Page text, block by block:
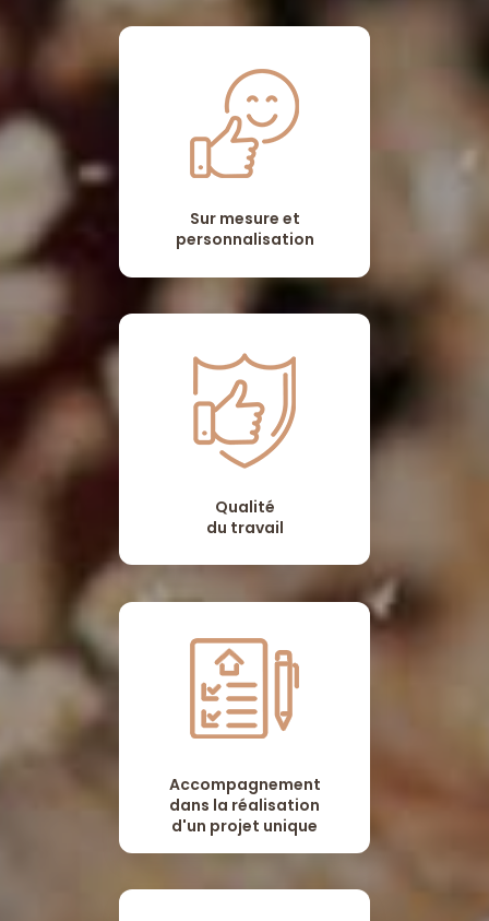
Sur mesure et
personnalisation
Qualité
du travail
Accompagnement
dans la réalisation
d'un projet unique